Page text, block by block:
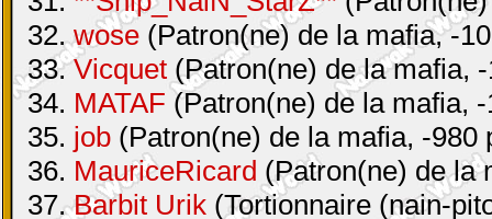
32.wose (Patron(ne) de la mafia, -
33.Vicquet (Patron(ne) de la mafia,
34. MATAF (Patron(ne) de la mafia,
35. job (Patron(ne) de la mafia, -980
36. MauriceRicard (Patron(ne) de la
37.Barbit Urik (Tortionnaire (nain-